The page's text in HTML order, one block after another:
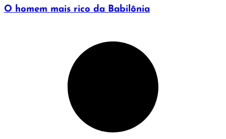
O homem mais rico da Babilônia